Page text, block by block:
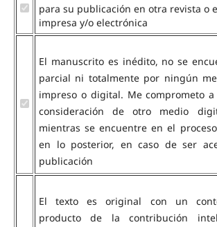
para su publicación en otra revista o
impresa y/o electrónica
El manuscrito es inédito, no se
parcial ni totalmente por ningún
impreso o digital. Me comprometo
consideración de otro medio
mientras se encuentre en el
en lo posterior, en caso de ser
publicación
El texto es original con un
producto de la contribución